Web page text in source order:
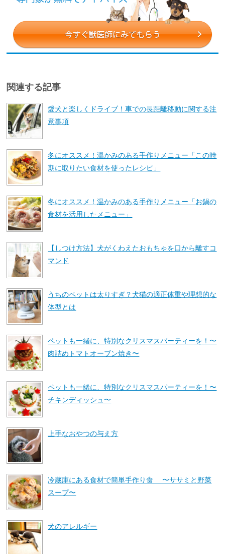
関連する記事
愛犬と楽しくドライブ！車での長距離移動に関する注
意事項
冬にオススメ！温かみのある手作りメニュー「この時
期に取りたい食材を使ったレシピ」
冬にオススメ！温かみのある手作りメニュー「お鍋の
食材を活用したメニュー」
【しつけ方法】犬がくわえたおもちゃを口から離すコ
マンド
うちのペットは太りすぎ？犬猫の適正体重や理想的な
体型とは
ペットも一緒に、特別なクリスマスパーティーを！〜
肉詰めトマトオーブン焼き〜
ペットも一緒に、特別なクリスマスパーティーを！〜
チキンディッシュ〜
上手なおやつの与え方
冷蔵庫にある食材で簡単手作り食 〜ササミと野菜
スープ〜
犬のアレルギー